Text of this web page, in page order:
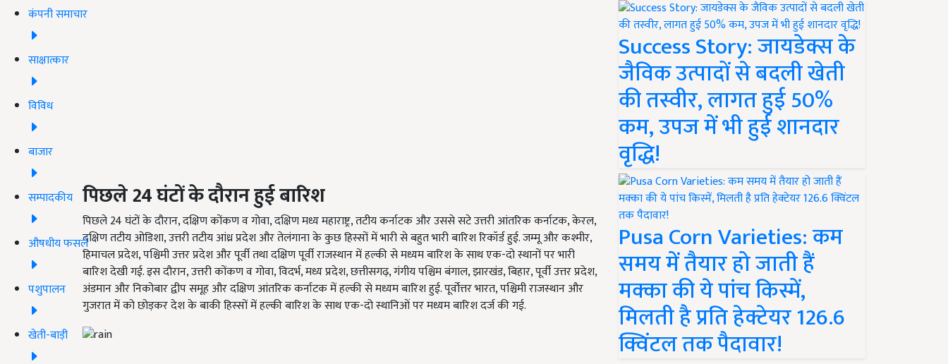
कंपनी समाचार
साक्षात्कार
विविध
बाजार
सम्पादकीय
औषधीय फसलें
पशुपालन
खेती-बाड़ी
पिछले24घंटों के दौरान हुई बारिश
पिछले 24 घंटों के दौरान, दक्षिण कोंकण व गोवा, दक्षिण मध्य महाराष्ट्र, तटीय कर्नाटक और उससे सटे उत्तरी आंतरिक कर्नाटक, केरल,
दक्षिण तटीय ओडिशा, उत्तरी तटीय आंध्र प्रदेश और तेलंगाना के कुछ हिस्सों में भारी से बहुत भारी बारिश रिकॉर्ड हुई. जम्मू और कश्मीर,
हिमाचल प्रदेश, पश्चिमी उत्तर प्रदेश और पूर्वी तथा दक्षिण पूर्वी राजस्थान में हल्की से मध्यम बारिश के साथ एक-दो स्थानों पर भारी
बारिश देखी गई. इस दौरान, उत्तरी कोंकण व गोवा, विदर्भ, मध्य प्रदेश, छत्तीसगढ़, गंगीय पश्चिम बंगाल, झारखंड, बिहार, पूर्वी उत्तर प्रदेश,
अंडमान और निकोबार द्वीप समूह और दक्षिण आंतरिक कर्नाटक में हल्की से मध्यम बारिश हुई. पूर्वोत्तर भारत, पश्चिमी राजस्थान और
गुजरात में को छोड़कर देश के बाकी हिस्सों में हल्की बारिश के साथ एक-दो स्थानिओं पर मध्यम बारिश दर्ज की गई.
Success Story: जायडेक्स के
जैविक उत्पादों से बदली खेती
की तस्वीर, लागत हुई 50%
कम, उपज में भी हुई शानदार
वृद्धि!
Pusa Corn Varieties: कम
समय में तैयार हो जाती हैं
मक्का की ये पांच किस्में,
मिलती है प्रति हेक्टेयर 126.6
क्विंटल तक पैदावार!